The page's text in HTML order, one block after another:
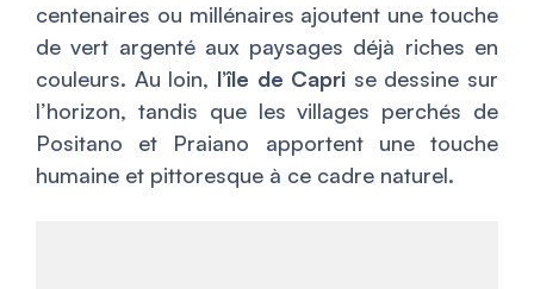
centenaires ou millénaires ajoutent une touche
de vert argenté aux paysages déjà riches en
couleurs. Au loin, l’île de Capri se dessine sur
l’horizon, tandis que les villages perchés de
Positano et Praiano apportent une touche
humaine et pittoresque à ce cadre naturel.